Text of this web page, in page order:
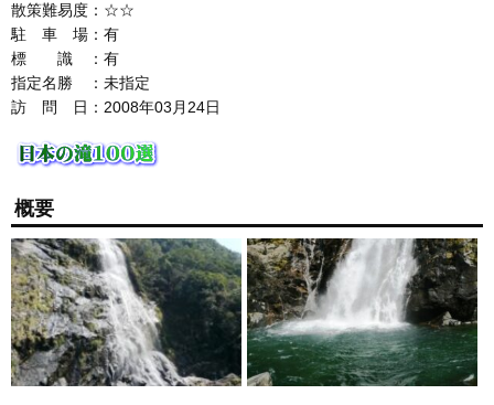
散策難易度：☆☆
駐 車 場：有
標 識 ：有
指定名勝 ：未指定
訪 問 日：2008年03月24日
概要